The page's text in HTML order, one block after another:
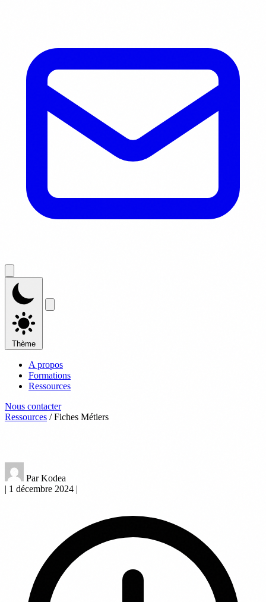
Thème
A propos
Formations
Ressources
Nous contacter
Ressources / Fiches Métiers
Par Kodea
| 1 décembre 2024 |